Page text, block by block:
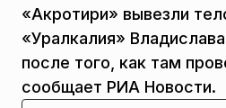
«Акротири» вывезли
«Уралкалия»
после того, как там
сообщает РИА Новости.